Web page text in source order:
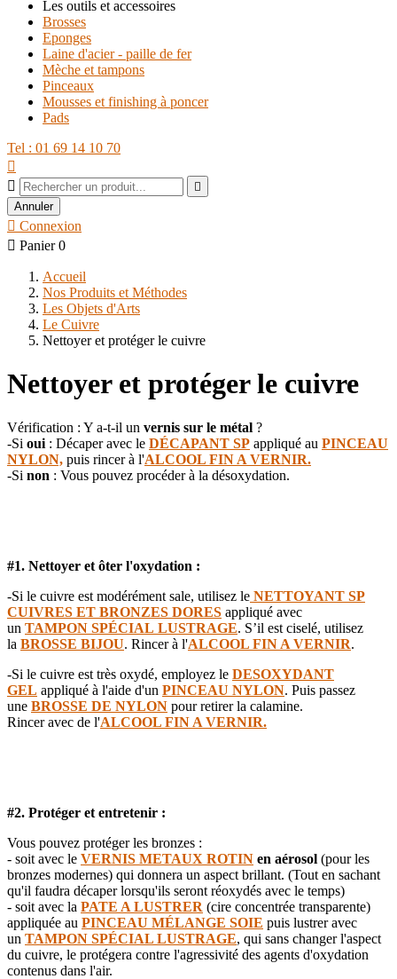
Les outils et accessoires
Brosses
Eponges
Laine d'acier - paille de fer
Mèche et tampons
Pinceaux
Mousses et finishing à poncer
Pads
Tel : 01 69 14 10 70



Annuler
 Connexion
 Panier 0
Accueil
Nos Produits et Méthodes
Les Objets d'Arts
Le Cuivre
Nettoyer et protéger le cuivre
Nettoyer et protéger le cuivre
Vérification : Y a-t-il un vernis sur le métal ?
-Si oui : Décaper avec le DÉCAPANT SP appliqué au PINCEAU
NYLON, puis rincer à l'ALCOOL FIN A VERNIR.
-Si non : Vous pouvez procéder à la désoxydation.
#1. Nettoyer et ôter l'oxydation :
-Si le cuivre est modérément sale, utilisez le NETTOYANT SP
CUIVRES ET BRONZES DORES appliqué avec
un TAMPON SPÉCIAL LUSTRAGE. S’il est ciselé, utilisez
la BROSSE BIJOU. Rincer à l'ALCOOL FIN A VERNIR.
-Si le cuivre est très oxydé, employez le DESOXYDANT
GEL appliqué à l'aide d'un PINCEAU NYLON. Puis passez
une BROSSE DE NYLON pour retirer la calamine.
Rincer avec de l'ALCOOL FIN A VERNIR.
#2. Protéger et entretenir :
Vous pouvez protéger les bronzes :
- soit avec le VERNIS METAUX ROTIN en aérosol (pour les
bronzes modernes) qui donnera un aspect brillant. (Tout en sachant
qu'il faudra décaper lorsqu'ils seront réoxydés avec le temps)
- soit avec la PATE A LUSTRER (cire concentrée transparente)
appliquée au PINCEAU MÉLANGE SOIE puis lustrer avec
un TAMPON SPÉCIAL LUSTRAGE, qui sans changer l'aspect
du cuivre, le protégera contre l'agressivité des agents d'oxydation
contenus dans l'air.